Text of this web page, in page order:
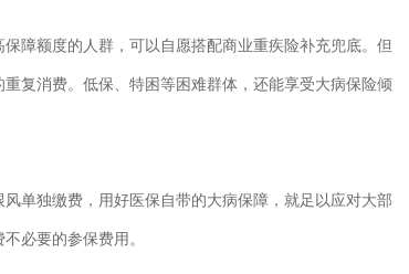
额度的人群，可以自愿搭配商业重疾险补充兜底。但
复消费。低保、特困等困难群体，还能享受大病保险倾
独缴费，用好医保自带的大病保障，就足以应对大部
必要的参保费用。